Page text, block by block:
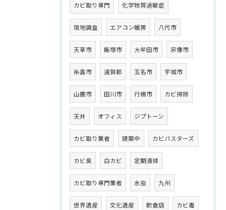
カビ取り専門 化学物質過敏症
現地調査 エアコン暖房 八代市
天草市 飯塚市 大牟田市 宗像市
糸島市 遠賀郡 玉名市 宇城市
山鹿市 田川市 行橋市 カビ掃除
天井 オフィス ジプトーン
カビ取り業者 建築中 カビバスターズ
カビ臭 白カビ 定期清掃
カビ取り専門業者 水虫 九州
世界遺産 文化遺産 飲食店 カビ毒